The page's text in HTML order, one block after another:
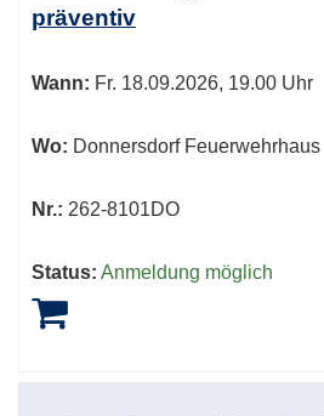
präventiv
Wann: Fr. 18.09.2026, 19.00 Uhr
Wo: Donnersdorf Feuerwehrhaus
Nr.: 262-8101DO
Status: Anmeldung möglich